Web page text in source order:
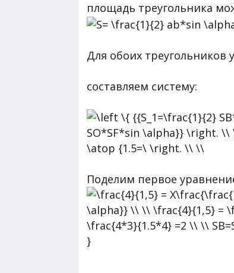
площадь треугольника
Для обоих треугольников
составляем систему:
Поделим первое
}